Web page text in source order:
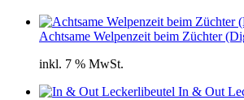
Achtsame Welpenzeit beim Züchter
inkl. 7 % MwSt.
In & Out